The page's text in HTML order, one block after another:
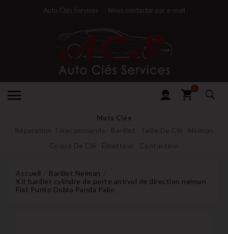
Auto Clés Services Nous contacter par e-mail
0
Mots Clés
Réparation Télecommande Barillet Taille De Clé
Neiman
Coque De Clé
Emetteur Contacteur
Accueil
Barillet Neiman
Kit barillet cylindre de porte antivol de direction neiman
Fiat Punto Doblo Panda Palio